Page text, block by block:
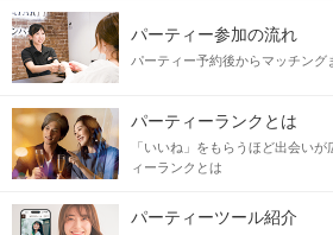
パーティー参加の流れ
パーティー予約後からマッチング
パーティーランクとは
「いいね」をもらうほど出会い
ィーランクとは
パーティーツール紹介